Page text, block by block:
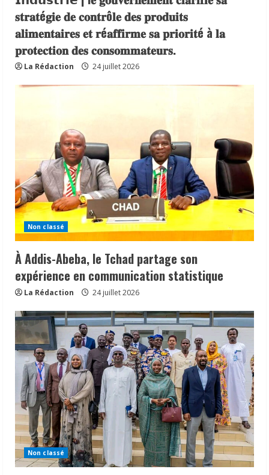
𝐬𝐭𝐫𝐚𝐭é𝐠𝐢𝐞 𝐝𝐞 𝐜𝐨𝐧𝐭𝐫ô𝐥𝐞 𝐝𝐞𝐬 𝐩𝐫𝐨𝐝𝐮𝐢𝐭𝐬
𝐚𝐥𝐢𝐦𝐞𝐧𝐭𝐚𝐢𝐫𝐞𝐬 𝐞𝐭 𝐫é𝐚𝐟𝐟𝐢𝐫𝐦𝐞 𝐬𝐚 𝐩𝐫𝐢𝐨𝐫𝐢𝐭é à 𝐥𝐚
𝐩𝐫𝐨𝐭𝐞𝐜𝐭𝐢𝐨𝐧 𝐝𝐞𝐬 𝐜𝐨𝐧𝐬𝐨𝐦𝐦𝐚𝐭𝐞𝐮𝐫𝐬.
La Rédaction 24 juillet 2026
Non classé
À Addis-Abeba, le Tchad partage son
expérience en communication statistique
La Rédaction 24 juillet 2026
Non classé